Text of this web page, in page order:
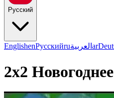
Русский
EnglishenРусскийruالعربية ar
2x2